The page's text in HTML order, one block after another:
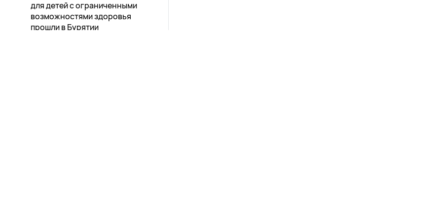
для детей с ограниченными
возможностями здоровья
прошли в Бурятии